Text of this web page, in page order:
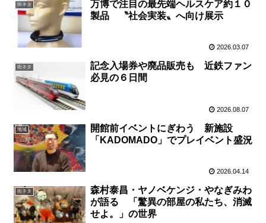
街ネタ
万博で注目の最先端ヘルスケア約１０
製品 〝社会実装〟へ向け展示
2026.03.07
街ネタ
記念入場券や廃品販売も 近鉄ファン
必見の６日間
2026.08.07
地域
開館前イベントにぎわう 新施設
「KADOMADO」でプレイベント盛況
2026.04.14
街ネタ
森村泰昌・ヤノベケンジ・やなぎみわ
が語る 「驚異の部屋の私たち、消滅
せよ。」の世界